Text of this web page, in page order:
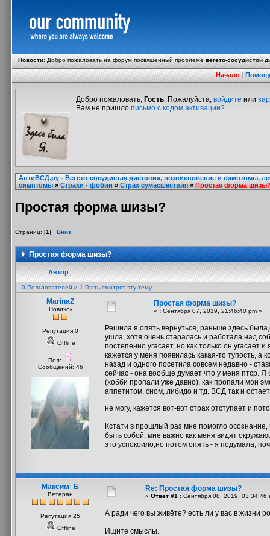
Новости:Добро пожаловать на форум посвященный проблемевегето-сосудистой
Начало|
Добро пожаловать, Гость. Пожалуйста, войдите или
Вам не пришло письмо с кодом активации?
АнтиВСД.ру - Вегето-сосудистая дистония, возникновение и симптомы,
симптомы»Страхи - фобии»Страх сумасшествия»Простая форма
Простая форма шизы?
Страниц: [1] Вниз
Простая форма шизы?
Автор
0 Пользователей и 1 Гость смотрят эту тему.
MarinaZ
Новичок
Репутация 0
Offline
Пол:
Сообщений: 46
Простая форма шизы?
« : Сентября 07, 2019, 21:46:40 pm »
Решила я опять вернуться, раньше здесь
ушла, хотя очень старалась и работала над
постепенно угасает, но как только он угасает
кажется у меня появилась какая-то тупость, а
назад и одного посетила совсем недавно -
сейчас - она вообще думает что у меня птср.
(хобби пропали уже давно), как пропали мои
аппетитом, сном, либидо и тд. ВСД так и
не могу, кажется вот-вот страх отступает и
Кстати в прошлый раз мне помогло
быть собой, мне важно как меня видят
это успокоило,но потом опять - я подумала,
Максим_Б
Ветеран
Репутация 25
Offline
Re: Простая форма шизы?
« Ответ #1 : Сентября 08, 2019, 03:34:46
А ради чего вы живёте? есть ли у вас в жизни
Ищите смыслы.